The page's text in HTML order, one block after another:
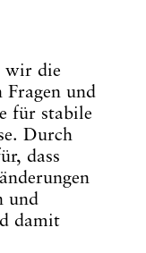
wir die
und
für stabile
Durch
dass
und
damit